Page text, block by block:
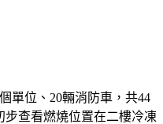
單位、20輛消防車，共44
查看燃燒位置在二樓冷凍